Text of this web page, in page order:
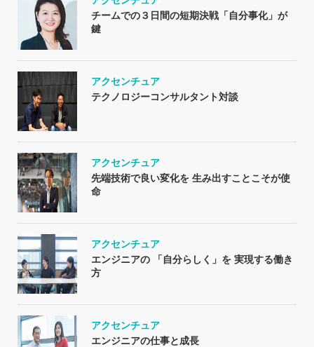
チームでの３日間の短期決戦「自分事化」が
鍵
アクセンチュア
テクノロジーコンサルタント対談
アクセンチュア
先端技術で良い変化を 生み出すことこそが使
命
アクセンチュア
エンジニアの 「自分らしく」を 実現する働き
方
アクセンチュア
エンジニアの仕事と成長